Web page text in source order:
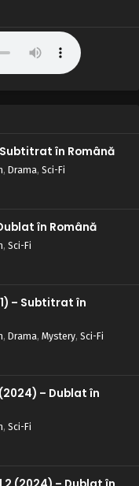
194 – Blestemul
bântuit - 28 August, 2025
192 – Ino urlă:
- 28 August, 2025
191 – Prognoza
și pe alocuri senin - 28
190 – Cu
slab
189 – Nenumărate
în Română
, Drama, Sci-Fi
în Română
, Sci-Fi
– Subtitrat în
, Drama, Mystery, Sci-Fi
– Dublat în
, Sci-Fi